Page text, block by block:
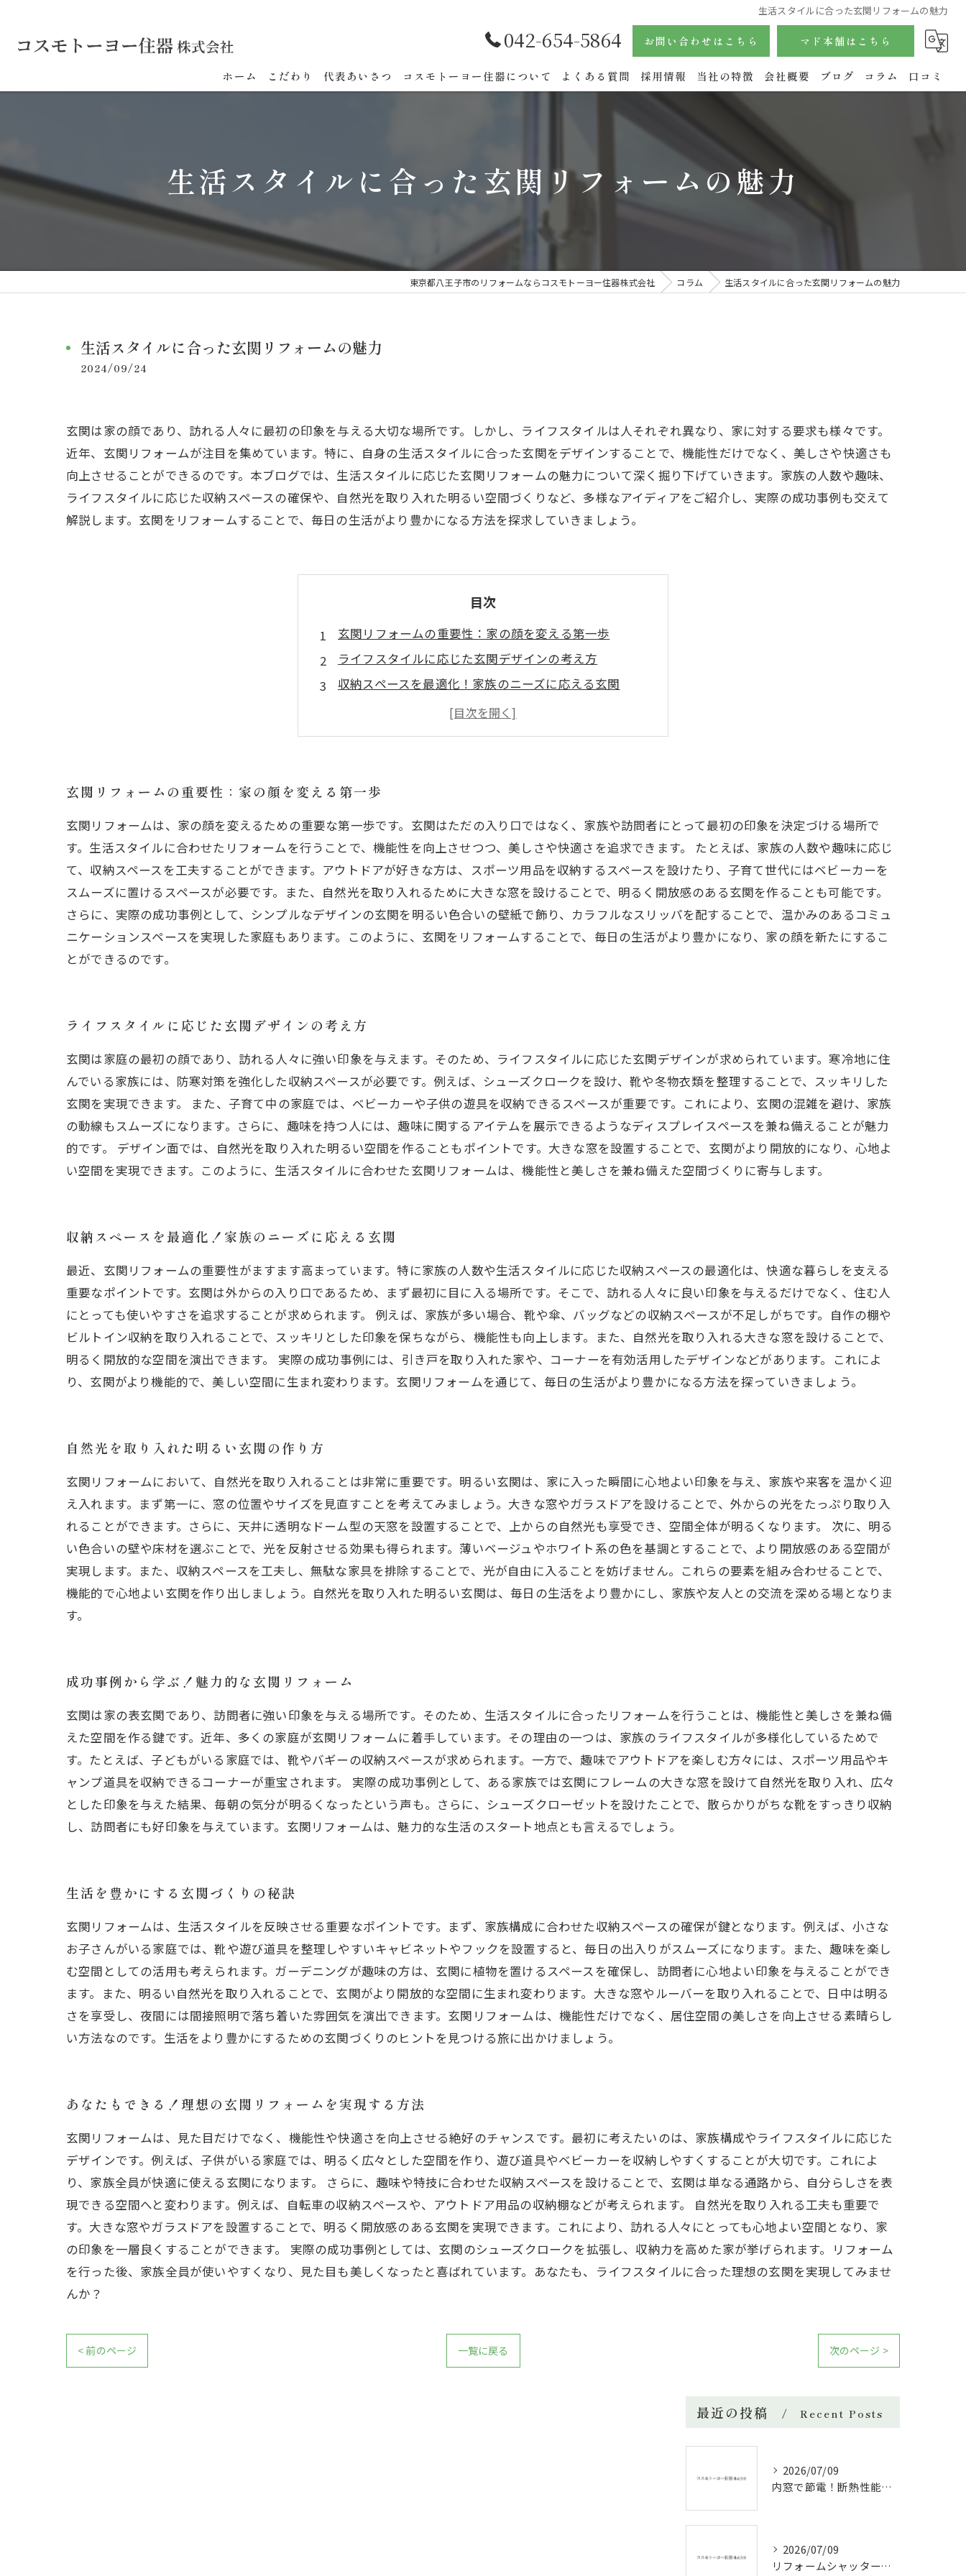
生活スタイルに合った玄関リフォームの魅力
042-654-5864 お問い合わせはこちら マド本舗はこちら
ホーム こだわり 代表あいさつ コスモトーヨー住器について よくある質問 採用情報 当社の特徴
玄関
会社概要 ブログ コラム 口コミ
生活スタイルに合った玄関リフォームの魅力
東京都八王子市のリフォームならコスモトーヨー住器株式会社 コラム 生活スタイルに合った玄関リフォームの魅力
生活スタイルに合った玄関リフォームの魅力
2024/09/24
玄関は家の顔であり、訪れる人々に最初の印象を与える大切な場所です。しかし、ライフスタイルは人それぞれ異なり、家に対する要求も様々です。
近年、玄関リフォームが注目を集めています。特に、自身の生活スタイルに合った玄関をデザインすることで、機能性だけでなく、美しさや快適さも
向上させることができるのです。本ブログでは、生活スタイルに応じた玄関リフォームの魅力について深く掘り下げていきます。家族の人数や趣味、
ライフスタイルに応じた収納スペースの確保や、自然光を取り入れた明るい空間づくりなど、多様なアイディアをご紹介し、実際の成功事例も交えて
解説します。玄関をリフォームすることで、毎日の生活がより豊かになる方法を探求していきましょう。
目次
玄関リフォームの重要性：家の顔を変える第一歩
ライフスタイルに応じた玄関デザインの考え方
収納スペースを最適化！家族のニーズに応える玄関
自然光を取り入れた明るい玄関の作り方
成功事例から学ぶ！魅力的な玄関リフォーム
あなたもできる！理想の玄関リフォームを実現する方法
玄関リフォームの重要性：家の顔を変える第一歩
玄関リフォームは、家の顔を変えるための重要な第一歩です。玄関はただの入り口ではなく、家族や訪問者にとって最初の印象を決定づける場所で
す。生活スタイルに合わせたリフォームを行うことで、機能性を向上させつつ、美しさや快適さを追求できます。 たとえば、家族の人数や趣味に応じ
て、収納スペースを工夫することができます。アウトドアが好きな方は、スポーツ用品を収納するスペースを設けたり、子育て世代にはベビーカーを
スムーズに置けるスペースが必要です。また、自然光を取り入れるために大きな窓を設けることで、明るく開放感のある玄関を作ることも可能です。
さらに、実際の成功事例として、シンプルなデザインの玄関を明るい色合いの壁紙で飾り、カラフルなスリッパを配することで、温かみのあるコミュ
ニケーションスペースを実現した家庭もあります。このように、玄関をリフォームすることで、毎日の生活がより豊かになり、家の顔を新たにするこ
とができるのです。
ライフスタイルに応じた玄関デザインの考え方
玄関は家庭の最初の顔であり、訪れる人々に強い印象を与えます。そのため、ライフスタイルに応じた玄関デザインが求められています。寒冷地に住
んでいる家族には、防寒対策を強化した収納スペースが必要です。例えば、シューズクロークを設け、靴や冬物衣類を整理することで、スッキリした
玄関を実現できます。 また、子育て中の家庭では、ベビーカーや子供の遊具を収納できるスペースが重要です。これにより、玄関の混雑を避け、家族
の動線もスムーズになります。さらに、趣味を持つ人には、趣味に関するアイテムを展示できるようなディスプレイスペースを兼ね備えることが魅力
的です。 デザイン面では、自然光を取り入れた明るい空間を作ることもポイントです。大きな窓を設置することで、玄関がより開放的になり、心地よ
い空間を実現できます。このように、生活スタイルに合わせた玄関リフォームは、機能性と美しさを兼ね備えた空間づくりに寄与します。
収納スペースを最適化！家族のニーズに応える玄関
最近、玄関リフォームの重要性がますます高まっています。特に家族の人数や生活スタイルに応じた収納スペースの最適化は、快適な暮らしを支える
重要なポイントです。玄関は外からの入り口であるため、まず最初に目に入る場所です。そこで、訪れる人々に良い印象を与えるだけでなく、住む人
にとっても使いやすさを追求することが求められます。 例えば、家族が多い場合、靴や傘、バッグなどの収納スペースが不足しがちです。自作の棚や
ビルトイン収納を取り入れることで、スッキリとした印象を保ちながら、機能性も向上します。また、自然光を取り入れる大きな窓を設けることで、
明るく開放的な空間を演出できます。 実際の成功事例には、引き戸を取り入れた家や、コーナーを有効活用したデザインなどがあります。これによ
り、玄関がより機能的で、美しい空間に生まれ変わります。玄関リフォームを通じて、毎日の生活がより豊かになる方法を探っていきましょう。
自然光を取り入れた明るい玄関の作り方
玄関リフォームにおいて、自然光を取り入れることは非常に重要です。明るい玄関は、家に入った瞬間に心地よい印象を与え、家族や来客を温かく迎
え入れます。まず第一に、窓の位置やサイズを見直すことを考えてみましょう。大きな窓やガラスドアを設けることで、外からの光をたっぷり取り入
れることができます。さらに、天井に透明なドーム型の天窓を設置することで、上からの自然光も享受でき、空間全体が明るくなります。 次に、明る
い色合いの壁や床材を選ぶことで、光を反射させる効果も得られます。薄いベージュやホワイト系の色を基調とすることで、より開放感のある空間が
実現します。また、収納スペースを工夫し、無駄な家具を排除することで、光が自由に入ることを妨げません。これらの要素を組み合わせることで、
機能的で心地よい玄関を作り出しましょう。自然光を取り入れた明るい玄関は、毎日の生活をより豊かにし、家族や友人との交流を深める場となりま
す。
成功事例から学ぶ！魅力的な玄関リフォーム
玄関は家の表玄関であり、訪問者に強い印象を与える場所です。そのため、生活スタイルに合ったリフォームを行うことは、機能性と美しさを兼ね備
えた空間を作る鍵です。近年、多くの家庭が玄関リフォームに着手しています。その理由の一つは、家族のライフスタイルが多様化しているためで
す。たとえば、子どもがいる家庭では、靴やバギーの収納スペースが求められます。一方で、趣味でアウトドアを楽しむ方々には、スポーツ用品やキ
ャンプ道具を収納できるコーナーが重宝されます。 実際の成功事例として、ある家族では玄関にフレームの大きな窓を設けて自然光を取り入れ、広々
とした印象を与えた結果、毎朝の気分が明るくなったという声も。さらに、シューズクローゼットを設けたことで、散らかりがちな靴をすっきり収納
し、訪問者にも好印象を与えています。玄関リフォームは、魅力的な生活のスタート地点とも言えるでしょう。
生活を豊かにする玄関づくりの秘訣
玄関リフォームは、生活スタイルを反映させる重要なポイントです。まず、家族構成に合わせた収納スペースの確保が鍵となります。例えば、小さな
お子さんがいる家庭では、靴や遊び道具を整理しやすいキャビネットやフックを設置すると、毎日の出入りがスムーズになります。また、趣味を楽し
む空間としての活用も考えられます。ガーデニングが趣味の方は、玄関に植物を置けるスペースを確保し、訪問者に心地よい印象を与えることができ
ます。また、明るい自然光を取り入れることで、玄関がより開放的な空間に生まれ変わります。大きな窓やルーバーを取り入れることで、日中は明る
さを享受し、夜間には間接照明で落ち着いた雰囲気を演出できます。玄関リフォームは、機能性だけでなく、居住空間の美しさを向上させる素晴らし
い方法なのです。生活をより豊かにするための玄関づくりのヒントを見つける旅に出かけましょう。
あなたもできる！理想の玄関リフォームを実現する方法
玄関リフォームは、見た目だけでなく、機能性や快適さを向上させる絶好のチャンスです。最初に考えたいのは、家族構成やライフスタイルに応じた
デザインです。例えば、子供がいる家庭では、明るく広々とした空間を作り、遊び道具やベビーカーを収納しやすくすることが大切です。これによ
り、家族全員が快適に使える玄関になります。 さらに、趣味や特技に合わせた収納スペースを設けることで、玄関は単なる通路から、自分らしさを表
現できる空間へと変わります。例えば、自転車の収納スペースや、アウトドア用品の収納棚などが考えられます。 自然光を取り入れる工夫も重要で
す。大きな窓やガラスドアを設置することで、明るく開放感のある玄関を実現できます。これにより、訪れる人々にとっても心地よい空間となり、家
の印象を一層良くすることができます。 実際の成功事例としては、玄関のシューズクロークを拡張し、収納力を高めた家が挙げられます。リフォーム
を行った後、家族全員が使いやすくなり、見た目も美しくなったと喜ばれています。あなたも、ライフスタイルに合った理想の玄関を実現してみませ
んか？
< 前のページ 一覧に戻る 次のページ >
最近の投稿 Recent Posts
2026/07/09
内窓で節電！断熱性能と補助金活用法
2026/07/09
リフォームシャッターで叶える台風対策の効果的方法